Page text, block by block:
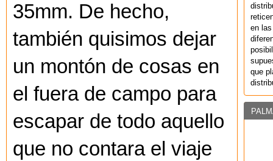
35mm. De hecho,
también quisimos dejar
un montón de cosas en
el fuera de campo para
escapar de todo aquello
que no contara el viaje
en
que